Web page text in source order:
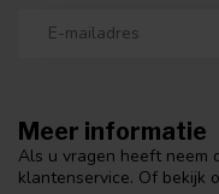
Meer informatie
Als u vragen heeft neem
klantenservice. Of bekijk